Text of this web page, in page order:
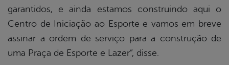
garantidos, e ainda estamos construindo aqui o
Centro de Iniciação ao Esporte e vamos em breve
assinar a ordem de serviço para a construção de
uma Praça de Esporte e Lazer”, disse.